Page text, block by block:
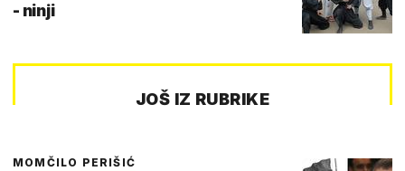
- ninji
JOŠ IZ RUBRIKE
MOMČILO PERIŠIĆ